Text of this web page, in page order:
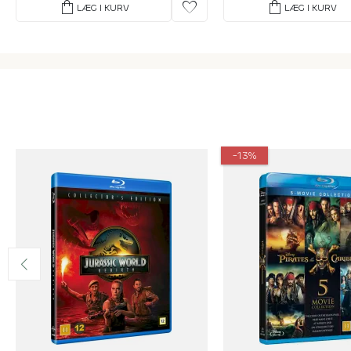
shopping_bag LÆG I KURV favorite shopping_bag LÆG I KURV
-13%